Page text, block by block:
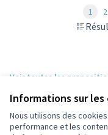
Informations sur
Nous utilisons des
performance et les
1 2
Voir toutes les
Conditions d'utilisation
Paramètres des cookies